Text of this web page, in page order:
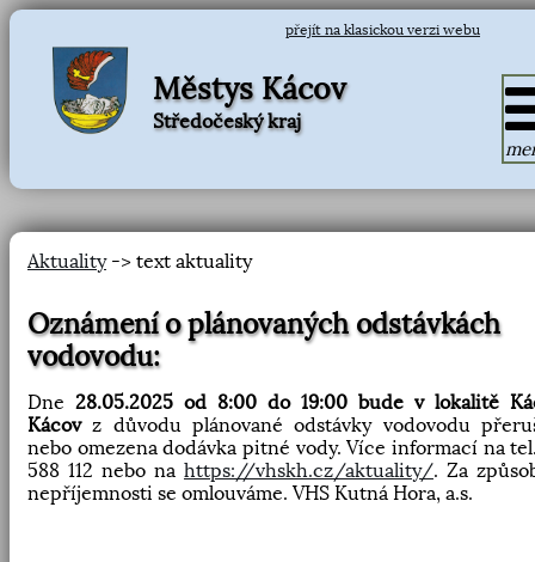
přejít na klasickou verzi webu
Městys Kácov
Středočeský kraj
Aktuality-> text aktuality
Oznámení o plánovaných odstávkách
vodovodu:
Dne 28.05.2025 od 8:00 do 19:00 bude v lokalitě
Kácovz důvodu plánované odstávky vodovodu
nebo omezena dodávka pitné vody. Více informací na
588 112 nebo na https://vhskh.cz/aktuality/. Za
nepříjemnosti se omlouváme. VHS Kutná Hora, a.s.